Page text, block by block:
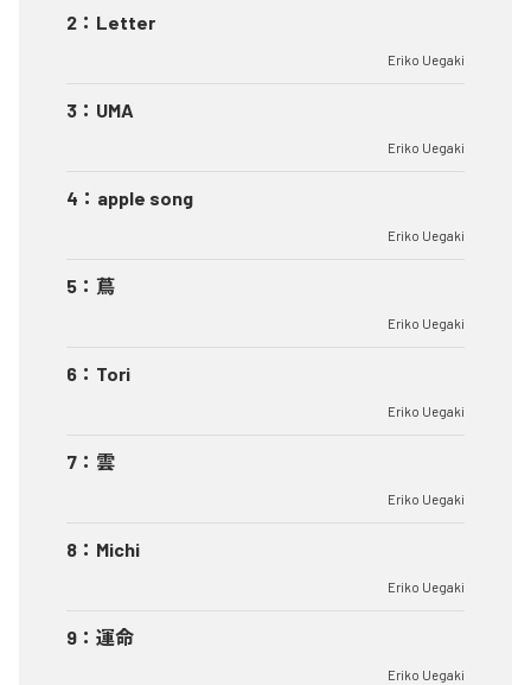
2 ： Letter
Eriko Uegaki
3 ： UMA
Eriko Uegaki
4 ： apple song
Eriko Uegaki
5 ： 蔦
Eriko Uegaki
6 ： Tori
Eriko Uegaki
7 ： 雲
Eriko Uegaki
8 ： Michi
Eriko Uegaki
9 ： 運命
Eriko Uegaki